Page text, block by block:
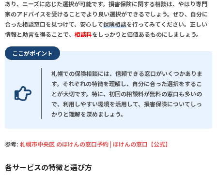
あり、ニーズに応じた選択が可能です。 損害保険に関する相談は、やはり専門
家のアドバイスを受けることでより良い選択ができるでしょう。ぜひ、自分に
合った相談窓口を見つけて、安心して保険相談を行ってみてください。正しい
情報と助言を得ることで、 相談料をしっかりと価値あるものにしましょう。
ここがポイント
札幌での保険相談には、信頼できる窓口がいくつかありま
す。それぞれの特徴を理解し、自分に合った選択をするこ
とが大切です。特に、初回の相談料が無料の窓口も多いの
で、利用しやすい環境を活用して、損害保険についてしっ
かりと理解を深めましょう。
参考: 札幌市中央区 のほけんの窓口予約 | ほけんの窓口【公式】
各サービスの特徴と選び方